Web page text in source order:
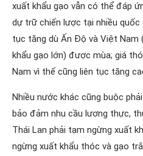
xuất khẩu gạo vẫn có thể đáp
dự trữ chiến lược tại nhiều quốc
tục tăng dù Ấn Độ và Việt Nam
khẩu gạo lớn) được mùa; giá
Nam vì thế cũng liên tục tăng
Nhiều nước khác cũng buộc
bảo đảm nhu cầu lương thực,
Thái Lan phải tạm ngừng xuất
ngừng xuất khẩu thóc và gạo